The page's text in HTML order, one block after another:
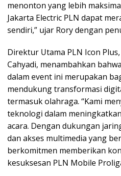
menonton yang lebih
Jakarta Electric PLN dapat
sendiri,” ujar Rory dengan
Direktur Utama PLN Icon
Cahyadi, menambahkan
dalam event ini merupakan
mendukung transformasi
termasuk olahraga. “Kami
teknologi dalam
acara. Dengan dukungan
dan akses multimedia yang
berkomitmen memberikan
kesuksesan PLN Mobile